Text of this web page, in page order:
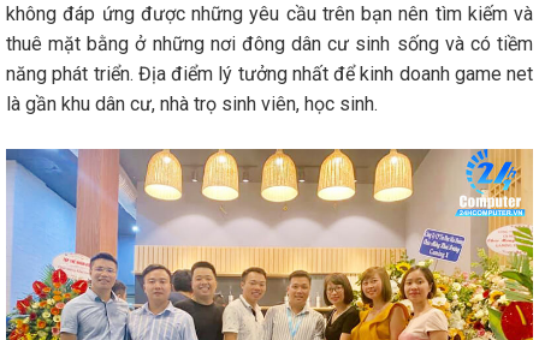
không đáp ứng được những yêu cầu trên bạn nên tìm kiếm và
thuê mặt bằng ở những nơi đông dân cư sinh sống và có tiềm
năng phát triển. Địa điểm lý tưởng nhất để kinh doanh game net
là gần khu dân cư, nhà trọ sinh viên, học sinh.